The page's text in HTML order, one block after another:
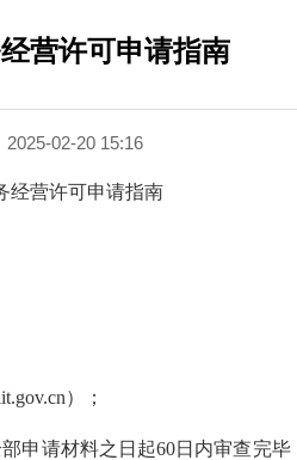
营许可申请指南
2025-02-20 15:16
经营许可申请指南
）；
申请材料之日起60日内审查完